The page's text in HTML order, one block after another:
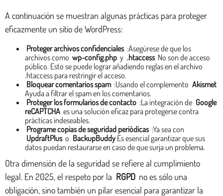
A continuación se muestran algunas prácticas para proteger
eficazmente un sitio de WordPress:
Proteger archivos confidenciales :Asegúrese de que los
archivos como wp-config.php y .htaccess No son de acceso
público. Esto se puede lograr añadiendo reglas en el archivo
.htaccess para restringir el acceso.
Bloquear comentarios spam :Usando el complemento Akismet
Ayuda a filtrar el spam en los comentarios.
Proteger los formularios de contacto :La integración de Google
reCAPTCHA es una solución eficaz para protegerse contra
prácticas indeseables.
Programe copias de seguridad periódicas :Ya sea con
UpdraftPlus o BackupBuddy Es esencial garantizar que sus
datos puedan restaurarse en caso de que surja un problema.
Otra dimensión de la seguridad se refiere al cumplimiento
legal. En 2025, el respeto por la RGPD no es sólo una
obligación, sino también un pilar esencial para garantizar la